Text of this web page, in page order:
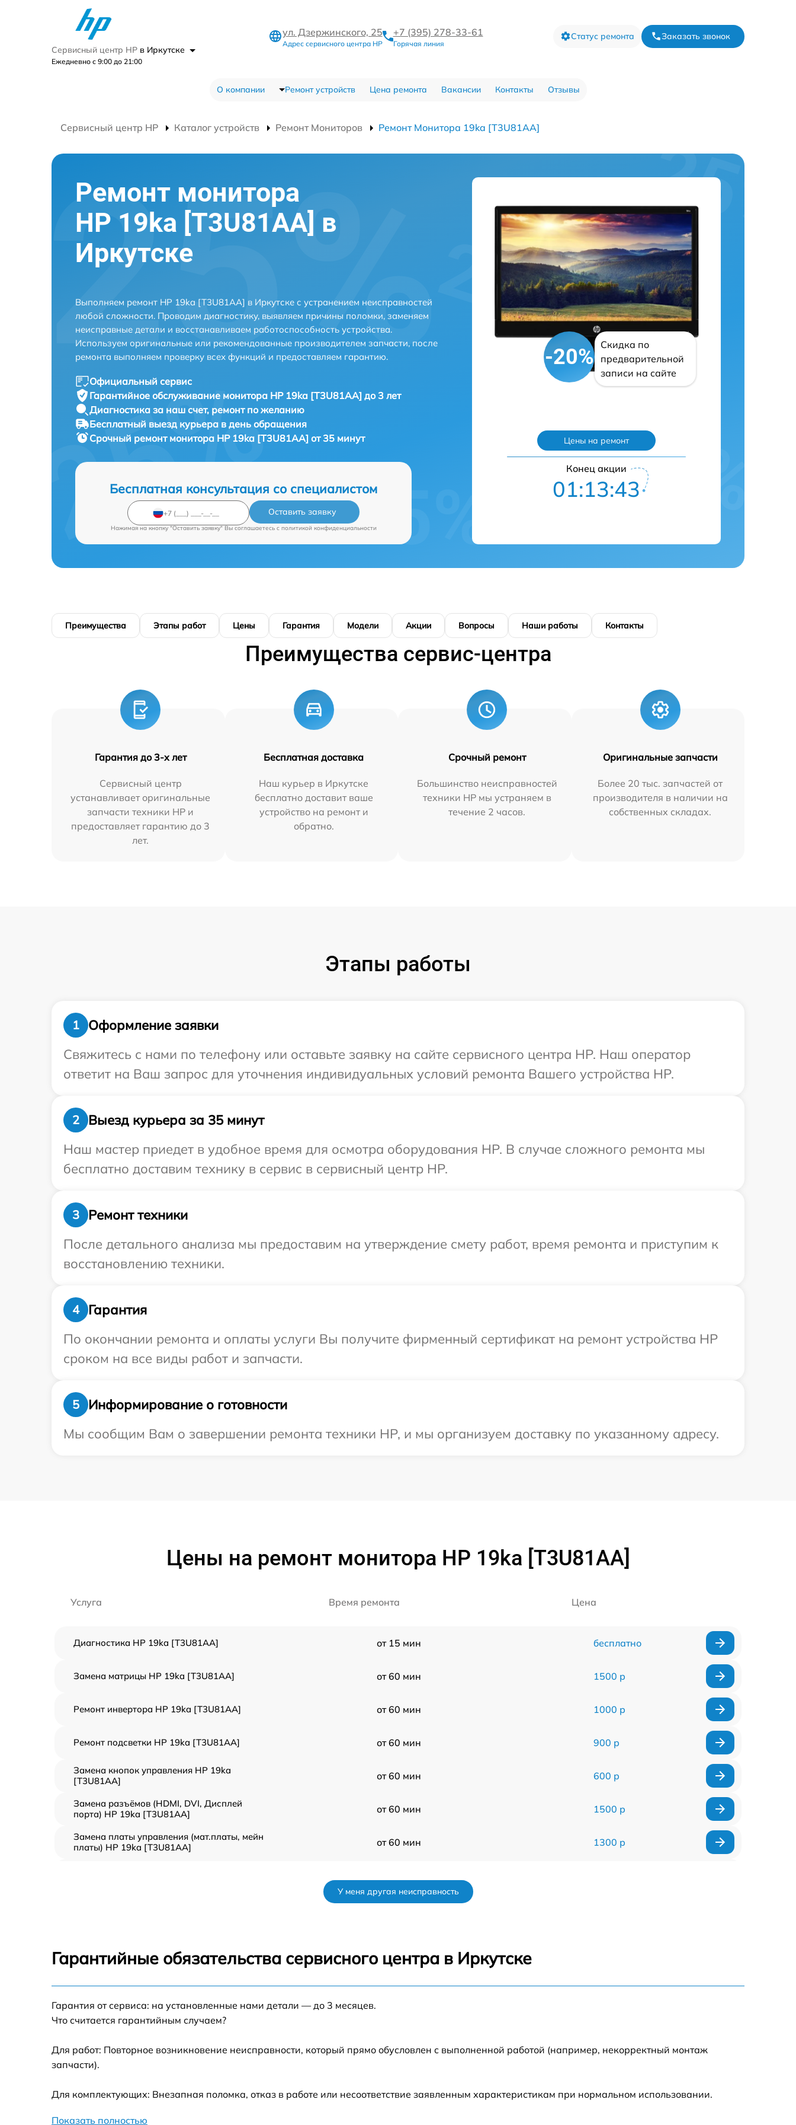
Сервисный центр HP в Иркутске
Ежедневно с 9:00 до 21:00
ул. Дзержинского, 25
Адрес сервисного центра HP
+7 (395) 278-33-61
Горячая линия
Статус ремонта Заказать звонок
О компании Ремонт устройств Цена ремонта Вакансии Контакты Отзывы
Сервисный центр HP Каталог устройств Ремонт Мониторов Ремонт Монитора 19ka [T3U81AA]
Ремонт монитора
HP 19ka [T3U81AA] в
Иркутске
Выполняем ремонт HP 19ka [T3U81AA] в Иркутске с устранением неисправностей
любой сложности. Проводим диагностику, выявляем причины поломки, заменяем
неисправные детали и восстанавливаем работоспособность устройства.
Используем оригинальные или рекомендованные производителем запчасти, после
ремонта выполняем проверку всех функций и предоставляем гарантию.
Официальный сервис
Гарантийное обслуживание монитора HP 19ka [T3U81AA] до 3 лет
Диагностика за наш счет, ремонт по желанию
Бесплатный выезд курьера в день обращения
Срочный ремонт монитора HP 19ka [T3U81AA] от 35 минут
Бесплатная консультация со специалистом
Оставить заявку
Нажимая на кнопку "Оставить заявку" Вы соглашаетесь c политикой конфиденциальности
-20%
Скидка по
предварительной
записи на сайте
Цены на ремонт
Конец акции
01:13:42
Преимущества Этапы работ Цены Гарантия Модели Акции Вопросы Наши работы Контакты
Преимущества сервис-центра
Гарантия до 3-х лет
Сервисный центр
устанавливает оригинальные
запчасти техники HP и
предоставляет гарантию до 3
лет.
Бесплатная доставка
Наш курьер в Иркутске
бесплатно доставит ваше
устройство на ремонт и
обратно.
Срочный ремонт
Большинство неисправностей
техники HP мы устраняем в
течение 2 часов.
Оригинальные запчасти
Более 20 тыс. запчастей от
производителя в наличии на
собственных складах.
Этапы работы
1
Оформление заявки
Свяжитесь с нами по телефону или оставьте заявку на сайте сервисного центра HP. Наш оператор
ответит на Ваш запрос для уточнения индивидуальных условий ремонта Вашего устройства HP.
2
Выезд курьера за 35 минут
Наш мастер приедет в удобное время для осмотра оборудования HP. В случае сложного ремонта мы
бесплатно доставим технику в сервис в сервисный центр HP.
3
Ремонт техники
После детального анализа мы предоставим на утверждение смету работ, время ремонта и приступим к
восстановлению техники.
4
Гарантия
По окончании ремонта и оплаты услуги Вы получите фирменный сертификат на ремонт устройства HP
сроком на все виды работ и запчасти.
5
Информирование о готовности
Мы сообщим Вам о завершении ремонта техники HP, и мы организуем доставку по указанному адресу.
Цены на ремонт монитора HP 19ka [T3U81AA]
Услуга Время ремонта Цена
Диагностика HP 19ka [T3U81AA] от 15 мин бесплатно
Замена матрицы HP 19ka [T3U81AA] от 60 мин 1500 р
Ремонт инвертора HP 19ka [T3U81AA] от 60 мин 1000 р
Ремонт подсветки HP 19ka [T3U81AA] от 60 мин 900 р
Замена кнопок управления HP 19ka
[T3U81AA]
от 60 мин 600 р
Замена разъёмов (HDMI, DVI, Дисплей
порта) HP 19ka [T3U81AA]
от 60 мин 1500 р
Замена платы управления (мат.платы, мейн
платы) HP 19ka [T3U81AA]
от 60 мин 1300 р
Замена блока питания HP 19ka [T3U81AA]
[T3U81AA]
У меня другая неисправность
Гарантийные обязательства сервисного центра в Иркутске
Гарантия от сервиса: на установленные нами детали — до 3 месяцев.
Что считается гарантийным случаем?
Для работ: Повторное возникновение неисправности, который прямо обусловлен с выполненной работой (например, некорректный монтаж
запчасти).
Для комплектующих: Внезапная поломка, отказ в работе или несоответствие заявленным характеристикам при нормальном использовании.
Показать полностью